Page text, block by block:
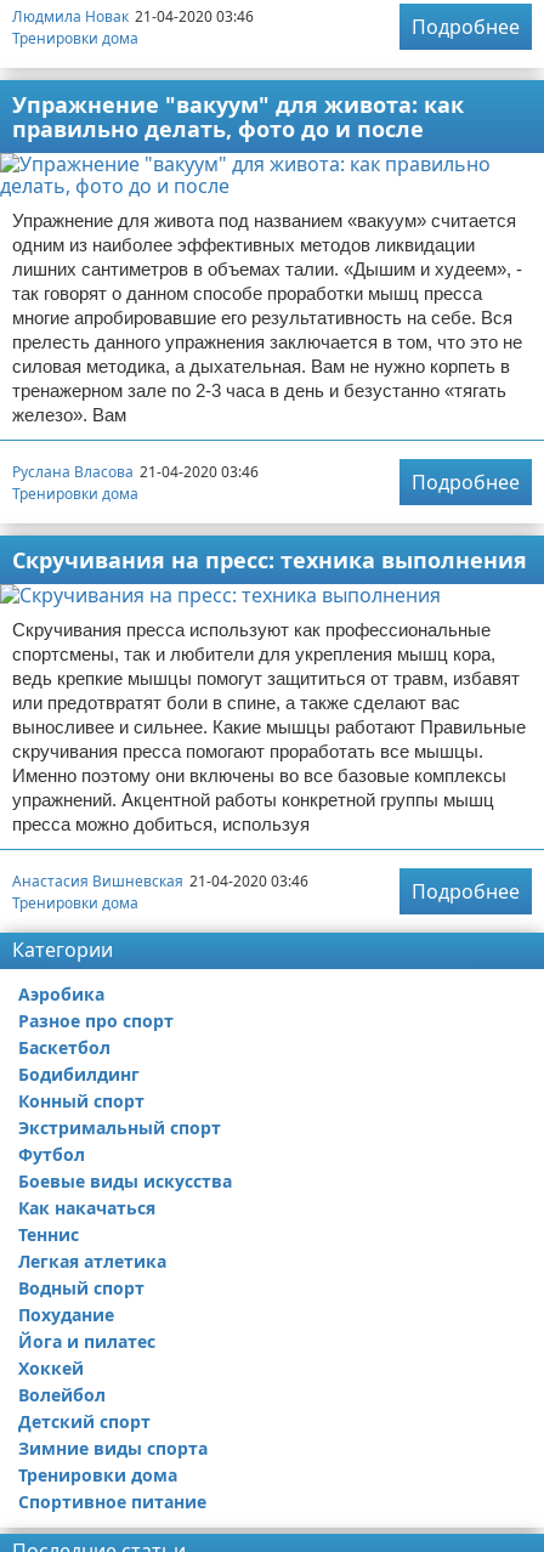
Людмила Новак 21-04-2020 03:46
Тренировки дома
Подробнее
Упражнение "вакуум" для живота: как
правильно делать, фото до и после
Упражнение для живота под названием «вакуум» считается
одним из наиболее эффективных методов ликвидации
лишних сантиметров в объемах талии. «Дышим и худеем», -
так говорят о данном способе проработки мышц пресса
многие апробировавшие его результативность на себе. Вся
прелесть данного упражнения заключается в том, что это не
силовая методика, а дыхательная. Вам не нужно корпеть в
тренажерном зале по 2-3 часа в день и безустанно «тягать
железо». Вам
Руслана Власова 21-04-2020 03:46
Тренировки дома
Подробнее
Скручивания на пресс: техника выполнения
Скручивания пресса используют как профессиональные
спортсмены, так и любители для укрепления мышц кора,
ведь крепкие мышцы помогут защититься от травм, избавят
или предотвратят боли в спине, а также сделают вас
выносливее и сильнее. Какие мышцы работают Правильные
скручивания пресса помогают проработать все мышцы.
Именно поэтому они включены во все базовые комплексы
упражнений. Акцентной работы конкретной группы мышц
пресса можно добиться, используя
Анастасия Вишневская 21-04-2020 03:46
Тренировки дома
Подробнее
Категории
Аэробика
Разное про спорт
Баскетбол
Бодибилдинг
Конный спорт
Экстримальный спорт
Футбол
Боевые виды искусства
Как накачаться
Теннис
Легкая атлетика
Водный спорт
Похудание
Йога и пилатес
Хоккей
Волейбол
Детский спорт
Зимние виды спорта
Тренировки дома
Спортивное питание